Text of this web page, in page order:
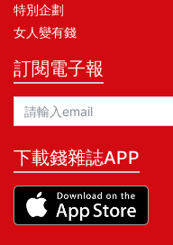
特別企劃
女人變有錢
訂閱電子報
下載錢雜誌APP